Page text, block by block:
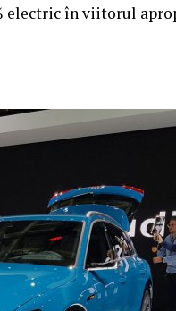
electric în viitorul